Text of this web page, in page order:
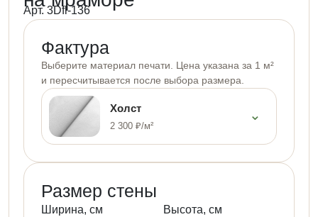
Арт. 3Dfl-136
Фактура
Выберите материал печати. Цена указана за 1 м²
и пересчитывается после выбора размера.
Холст
2 300 ₽/м²
⌄
Размер стены
Ширина, см Высота, см